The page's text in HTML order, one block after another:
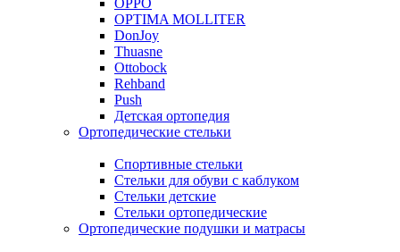
OPPO
OPTIMA MOLLITER
DonJoy
Thuasne
Ottobock
Rehband
Push
Детская ортопедия
Ортопедические стельки
Спортивные стельки
Стельки для обуви с каблуком
Стельки детские
Стельки ортопедические
Ортопедические подушки и матрасы